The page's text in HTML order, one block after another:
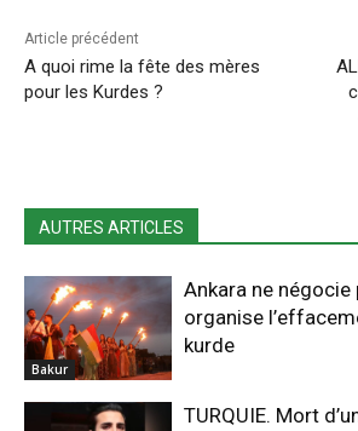
Article précédent
A quoi rime la fête des mères
pour les Kurdes ?
AUTRES ARTICLES
Bakur
Ankara ne négocie
organise
kurde
TURQUIE. Mort